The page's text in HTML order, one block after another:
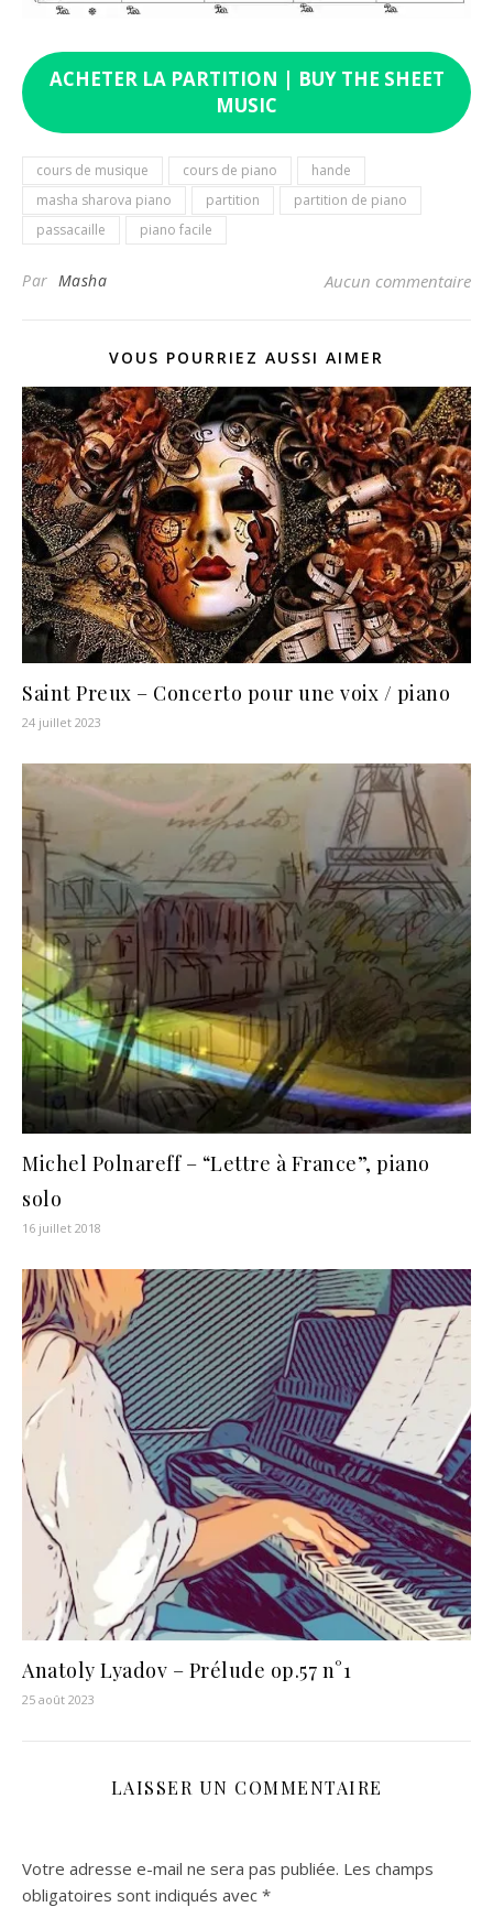
ACHETER LA PARTITION | BUY THE SHEET
MUSIC
cours de musique cours de piano
hande
masha sharova piano
partition
partition de piano
passacaille
piano facile
Par Masha Aucun commentaire
VOUS POURRIEZ AUSSI AIMER
Saint Preux – Concerto pour une voix / piano
24 juillet 2023
Michel Polnareff – “Lettre à France”, piano
solo
16 juillet 2018
Anatoly Lyadov – Prélude op.57 n°1
25 août 2023
LAISSER UN COMMENTAIRE
Votre adresse e-mail ne sera pas publiée. Les champs
obligatoires sont indiqués avec *